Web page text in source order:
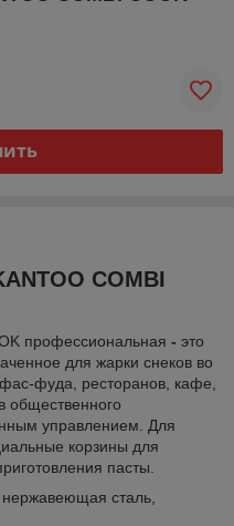
COMBI
профессиональная - это
для жарки снеков во
фуда, ресторанов, кафе,
общественного
управлением. Для
корзины для
пасты.
сталь,